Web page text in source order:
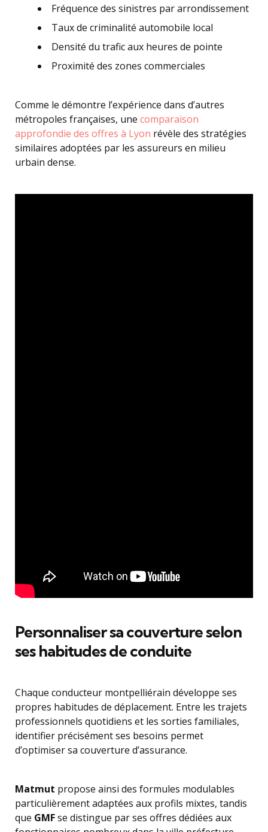
Fréquence des sinistres par arrondissement
Taux de criminalité automobile local
Densité du trafic aux heures de pointe
Proximité des zones commerciales
Comme le démontre l’expérience dans d’autres
métropoles françaises, une comparaison
approfondie des offres à Lyon révèle des stratégies
similaires adoptées par les assureurs en milieu
urbain dense.
Personnaliser sa couverture selon
ses habitudes de conduite
Chaque conducteur montpelliérain développe ses
propres habitudes de déplacement. Entre les trajets
professionnels quotidiens et les sorties familiales,
identifier précisément ses besoins permet
d’optimiser sa couverture d’assurance.
Matmut propose ainsi des formules modulables
particulièrement adaptées aux profils mixtes, tandis
que GMFse distingue par ses offres dédiées aux